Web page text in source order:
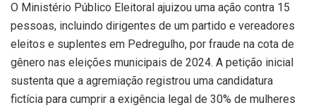
O Ministério Público Eleitoral ajuizou uma ação contra 15
pessoas, incluindo dirigentes de um partido e vereadores
eleitos e suplentes em Pedregulho, por fraude na cota de
gênero nas eleições municipais de 2024. A petição inicial
sustenta que a agremiação registrou uma candidatura
fictícia para cumprir a exigência legal de 30% de mulheres